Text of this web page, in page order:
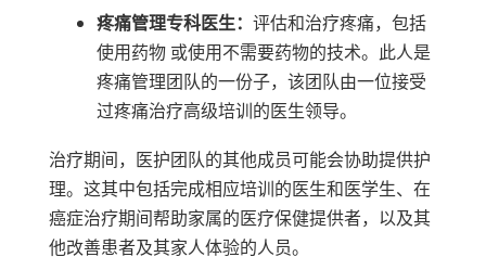
疼痛管理专科医生： 评估和治疗疼痛，包括
使用药物 或使用不需要药物的技术。此人是
疼痛管理团队的一份子，该团队由一位接受
过疼痛治疗高级培训的医生领导。
治疗期间，医护团队的其他成员可能会协助提供护
理。这其中包括完成相应培训的医生和医学生、在
癌症治疗期间帮助家属的医疗保健提供者，以及其
他改善患者及其家人体验的人员。